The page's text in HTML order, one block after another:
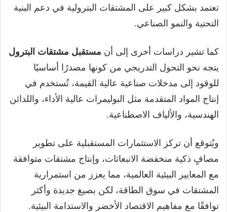
تعتمد بشكل كبير على المشتقات البترولية في دعم البنية
التحتية والنمو الصناعي.
كما تشير دراسات أخرى إلى أن مستقبل مشتقات البترول
يتجه نحو التحول التدريجي من كونها مصدرًا أساسيًا
للوقود إلى مدخلات صناعية عالية القيمة، تُستخدم في
إنتاج المواد المتقدمة مثل البوليمرات عالية الأداء، واللدائن
الهندسية، والألياف الاصطناعية.
ويُتوقع أن تركز الاستثمارات المستقبلية على تطوير
مصافٍ ذكية منخفضة الانبعاثات، وإنتاج مشتقات متوافقة
مع المعايير البيئية العالمية، مما يعزز من استمرارية
المشتقات في سوق الطاقة، لكن بصيغ جديدة وأكثر
توافقًا مع مفاهيم الاقتصاد الأخضر والاستدامة البيئية.